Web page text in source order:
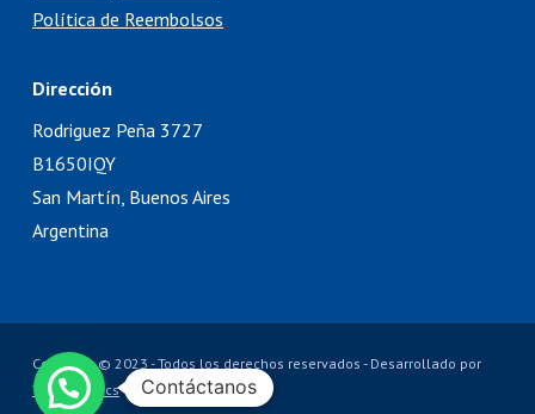
Política de Reembolsos
Dirección
Rodriguez Peña 3727
B1650IQY
San Martín, Buenos Aires
Argentina
Copyright © 2023 - Todos los derechos reservados - Desarrollado por
TechneLogics
Contáctanos